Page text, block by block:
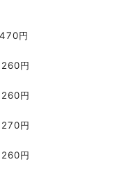
円
円
円
円
円